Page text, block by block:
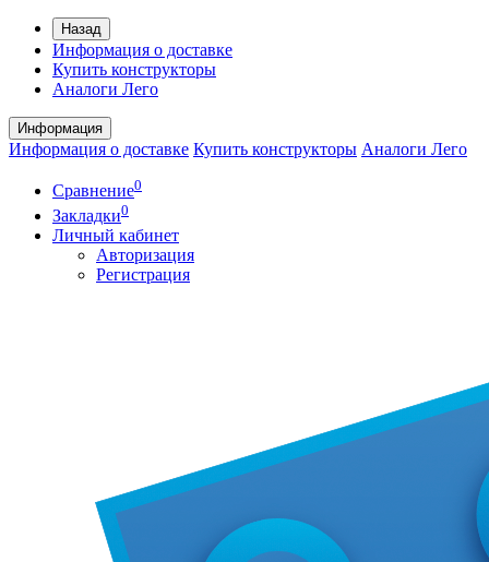
Назад
Информация о доставке
Купить конструкторы
Аналоги Лего
Информация
Информация о доставке Купить конструкторы Аналоги Лего
Сравнение0
Закладки0
Личный кабинет
Авторизация
Регистрация